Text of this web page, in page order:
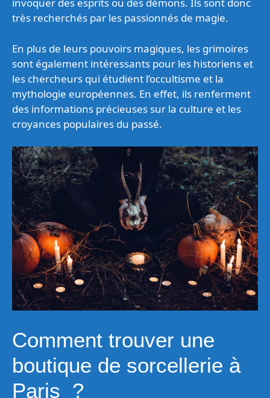
très recherchés par les passionnés de magie.
En plus de leurs pouvoirs magiques, les grimoires
sont également intéressants pour les historiens et
les chercheurs qui étudient l’occultisme et la
mythologie européennes. En effet, ils renferment
des informations précieuses sur la culture et les
croyances populaires du passé.
Comment trouver une
boutique de sorcellerie à
Paris ?